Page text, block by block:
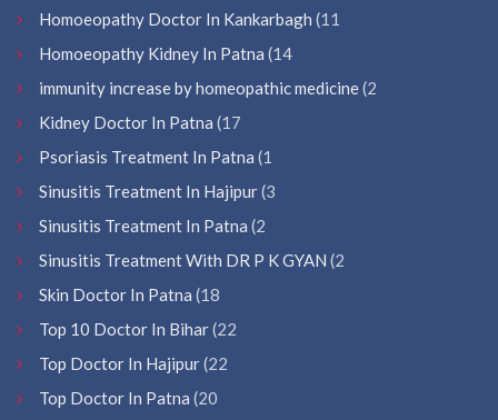
Homoeopathy Doctor In Kankarbagh (11
Homoeopathy Kidney In Patna (14
immunity increase by homeopathic medicine(2
Kidney Doctor In Patna (17
Psoriasis Treatment In Patna (1
Sinusitis Treatment In Hajipur(3
Sinusitis Treatment In Patna (2
Sinusitis Treatment With DR P K GYAN (2
Skin Doctor In Patna (18
Top 10 Doctor In Bihar(22
Top Doctor In Hajipur(22
Top Doctor In Patna (20